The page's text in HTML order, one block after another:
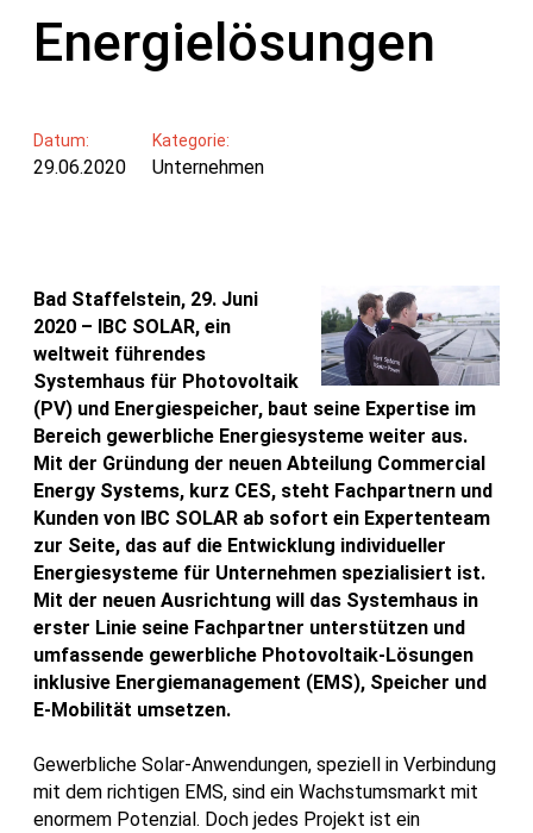
Energielösungen
Datum:
29.06.2020
Kategorie:
Unternehmen
Bad Staffelstein, 29. Juni
2020 – IBC SOLAR, ein
weltweit führendes
Systemhaus für Photovoltaik
(PV) und Energiespeicher, baut seine Expertise im
Bereich gewerbliche Energiesysteme weiter aus.
Mit der Gründung der neuen Abteilung Commercial
Energy Systems, kurz CES, steht Fachpartnern und
Kunden von IBC SOLAR ab sofort ein Expertenteam
zur Seite, das auf die Entwicklung individueller
Energiesysteme für Unternehmen spezialisiert ist.
Mit der neuen Ausrichtung will das Systemhaus in
erster Linie seine Fachpartner unterstützen und
umfassende gewerbliche Photovoltaik-Lösungen
inklusive Energiemanagement (EMS), Speicher und
E-Mobilität umsetzen.
Gewerbliche Solar-Anwendungen, speziell in Verbindung
mit dem richtigen EMS, sind ein Wachstumsmarkt mit
enormem Potenzial. Doch jedes Projekt ist ein